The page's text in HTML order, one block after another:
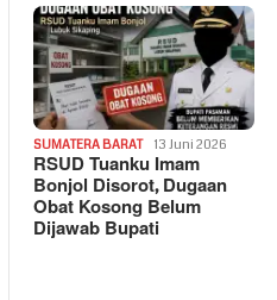
SUMATERA BARAT 13 Juni 2026
RSUD Tuanku Imam
Bonjol Disorot, Dugaan
Obat Kosong Belum
Dijawab Bupati